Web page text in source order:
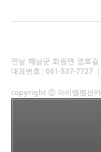
전남 해남군 화원면 영호
대표번호 : 061-537-7727
copyright ⓒ 아이엠펜션